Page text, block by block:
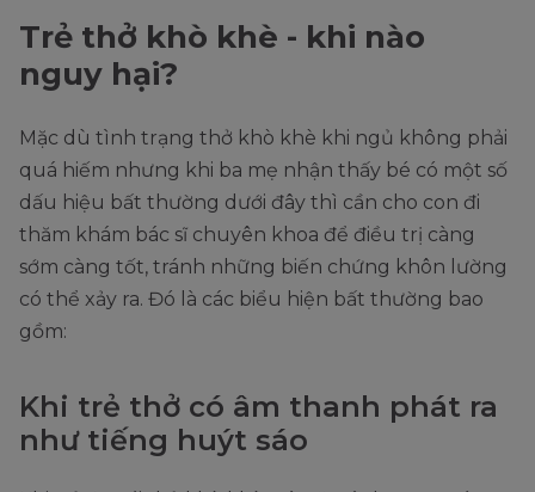
Trẻ thở khò khè - khi nào
nguy hại?
Mặc dù tình trạng thở khò khè khi ngủ không phải
quá hiếm nhưng khi ba mẹ nhận thấy bé có một số
dấu hiệu bất thường dưới đây thì cần cho con đi
thăm khám bác sĩ chuyên khoa để điều trị càng
sớm càng tốt, tránh những biến chứng khôn lường
có thể xảy ra. Đó là các biểu hiện bất thường bao
gồm:
Khi trẻ thở có âm thanh phát ra
như tiếng huýt sáo